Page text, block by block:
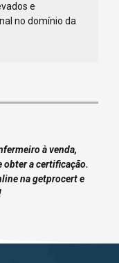
e
no domínio da
à venda,
obter a certificação.
na getprocert e